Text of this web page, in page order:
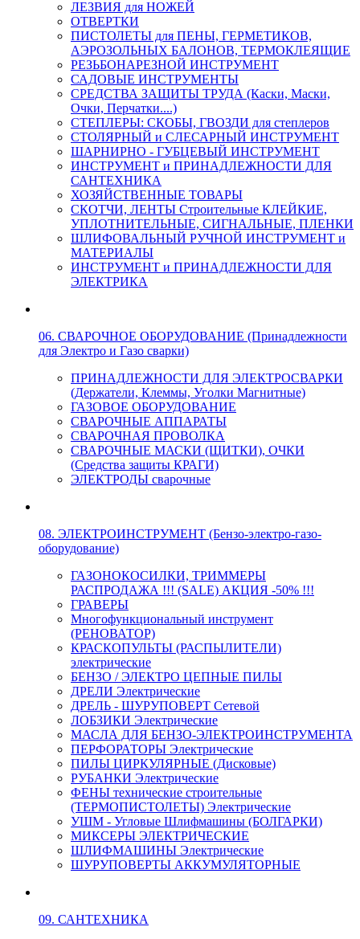
ЛЕЗВИЯ для НОЖЕЙ
ОТВЕРТКИ
ПИСТОЛЕТЫ для ПЕНЫ, ГЕРМЕТИКОВ,
АЭРОЗОЛЬНЫХ БАЛОНОВ, ТЕРМОКЛЕЯЩИЕ
РЕЗЬБОНАРЕЗНОЙ ИНСТРУМЕНТ
САДОВЫЕ ИНСТРУМЕНТЫ
СРЕДСТВА ЗАЩИТЫ ТРУДА (Каски, Маски,
Очки, Перчатки....)
СТЕПЛЕРЫ: СКОБЫ, ГВОЗДИ для степлеров
СТОЛЯРНЫЙ и СЛЕСАРНЫЙ ИНСТРУМЕНТ
ШАРНИРНО - ГУБЦЕВЫЙ ИНСТРУМЕНТ
ИНСТРУМЕНТ и ПРИНАДЛЕЖНОСТИ ДЛЯ
САНТЕХНИКА
ХОЗЯЙСТВЕННЫЕ ТОВАРЫ
СКОТЧИ, ЛЕНТЫ Строительные КЛЕЙКИЕ,
УПЛОТНИТЕЛЬНЫЕ, СИГНАЛЬНЫЕ, ПЛЕНКИ
ШЛИФОВАЛЬНЫЙ РУЧНОЙ ИНСТРУМЕНТ и
МАТЕРИАЛЫ
ИНСТРУМЕНТ и ПРИНАДЛЕЖНОСТИ ДЛЯ
ЭЛЕКТРИКА
06. СВАРОЧНОЕ ОБОРУДОВАНИЕ (Принадлежности
для Электро и Газо сварки)
ПРИНАДЛЕЖНОСТИ ДЛЯ ЭЛЕКТРОСВАРКИ
(Держатели, Клеммы, Уголки Магнитные)
ГАЗОВОЕ ОБОРУДОВАНИЕ
СВАРОЧНЫЕ АППАРАТЫ
СВАРОЧНАЯ ПРОВОЛКА
СВАРОЧНЫЕ МАСКИ (ЩИТКИ), ОЧКИ
(Средства защиты КРАГИ)
ЭЛЕКТРОДЫ сварочные
08. ЭЛЕКТРОИНСТРУМЕНТ (Бензо-электро-газо-
оборудование)
ГАЗОНОКОСИЛКИ, ТРИММЕРЫ
РАСПРОДАЖА !!! (SALE) АКЦИЯ -50% !!!
ГРАВЕРЫ
Многофункциональный инструмент
(РЕНОВАТОР)
КРАСКОПУЛЬТЫ (РАСПЫЛИТЕЛИ)
электрические
БЕНЗО / ЭЛЕКТРО ЦЕПНЫЕ ПИЛЫ
ДРЕЛИ Электрические
ДРЕЛЬ - ШУРУПОВЕРТ Сетевой
ЛОБЗИКИ Электрические
МАСЛА ДЛЯ БЕНЗО-ЭЛЕКТРОИНСТРУМЕНТА
ПЕРФОРАТОРЫ Электрические
ПИЛЫ ЦИРКУЛЯРНЫЕ (Дисковые)
РУБАНКИ Электрические
ФЕНЫ технические строительные
(ТЕРМОПИСТОЛЕТЫ) Электрические
УШМ - Угловые Шлифмашины (БОЛГАРКИ)
МИКСЕРЫ ЭЛЕКТРИЧЕСКИЕ
ШЛИФМАШИНЫ Электрические
ШУРУПОВЕРТЫ АККУМУЛЯТОРНЫЕ
09. САНТЕХНИКА